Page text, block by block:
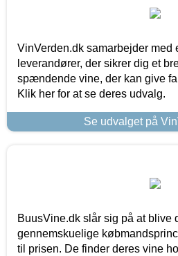
VinVerden.dk samarbejder
leverandører, der sikrer dig et
spændende vine, der kan give
Klik her for at se deres udvalg.
Se udvalget på
BuusVine.dk slår sig på at blive
gennemskuelige
til prisen. De finder deres vine